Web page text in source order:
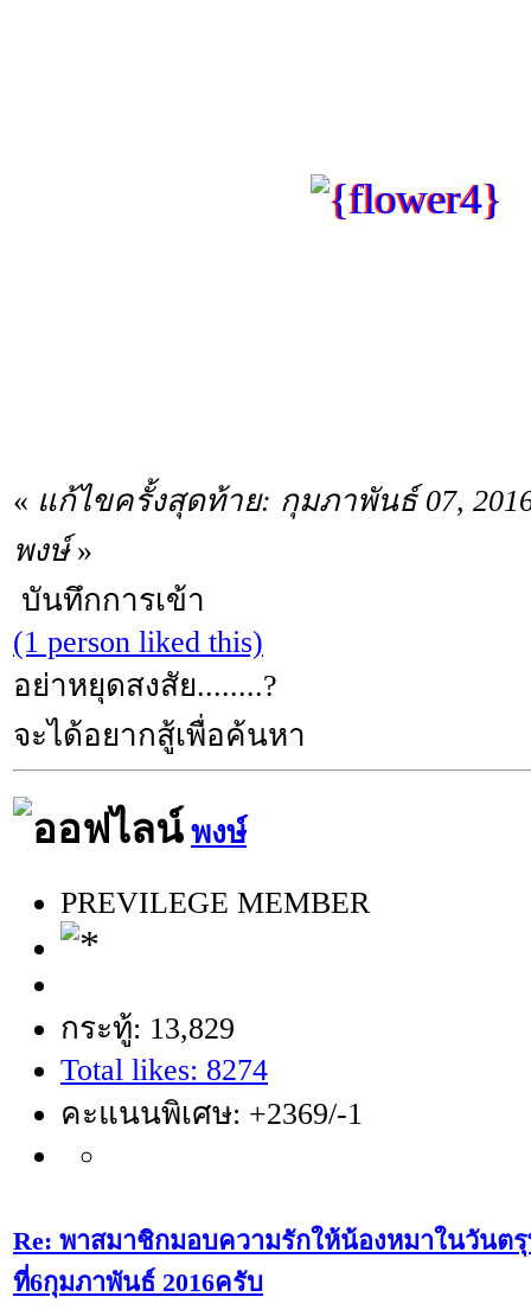
« แก้ไขครั้งสุดท้าย: กุมภาพันธ์ 07,
พงษ์»
บันทึกการเข้า
(1 person liked this)
อย่าหยุดสงสัย........?
จะได้อยากสู้เพื่อค้นหา
พงษ์
PREVILEGE MEMBER
กระทู้: 13,829
Total likes: 8274
คะแนนพิเศษ: +2369/-1
Re: พาสมาชิกมอบความรักให้น้องหมาในวันต
ที่6กุมภาพันธ์ 2016ครับ